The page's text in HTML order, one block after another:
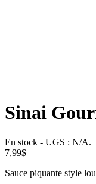
Sinai
En stock - UGS : N/A.
7,99$
Sauce piquante style